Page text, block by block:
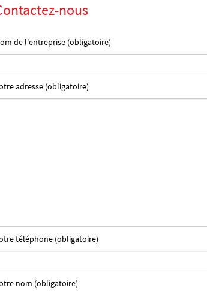
nous
de l'entreprise (obligatoire)
adresse (obligatoire)
téléphone (obligatoire)
nom (obligatoire)